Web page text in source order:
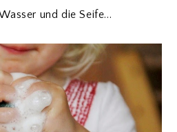
und die Seife...